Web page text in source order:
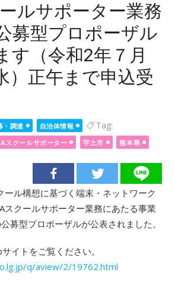
ルサポーター業務
募型プロポーザル
す（令和2年７月
）正午まで申込受
・調達 自治体情報 Tag:
スクールサポーター 宇土市 熊本県
ール構想に基づく端末・ネットワーク
スクールサポーター業務にあたる事業
募型プロポーザルが公表されました。
イトをご覧ください。
q/aview/2/19762.html